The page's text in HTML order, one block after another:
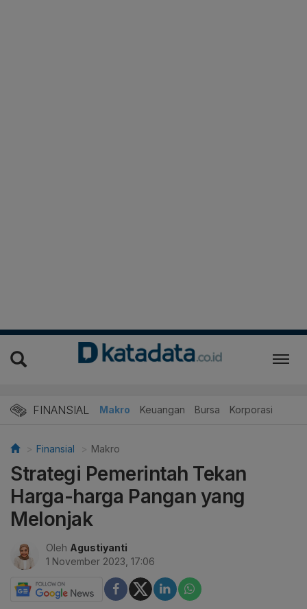
FINANSIAL Makro Keuangan Bursa Korporasi
Finansial Makro
Strategi Pemerintah Tekan
Harga-harga Pangan yang
Melonjak
Oleh Agustiyanti
1 November 2023, 17:06